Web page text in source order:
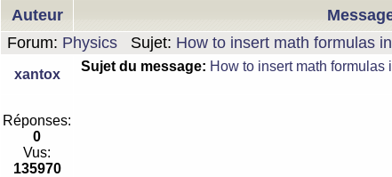
Auteur
Forum: Physics Sujet: How to insert math formulas
xantox
Sujet du message: How to insert math formulas
Réponses:
0
Vus:
135970